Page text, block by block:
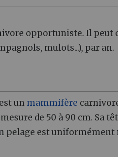
opportuniste. Il peut
mulots...), par an.
un mammifère
de 50 à 90 cm. Sa
pelage est